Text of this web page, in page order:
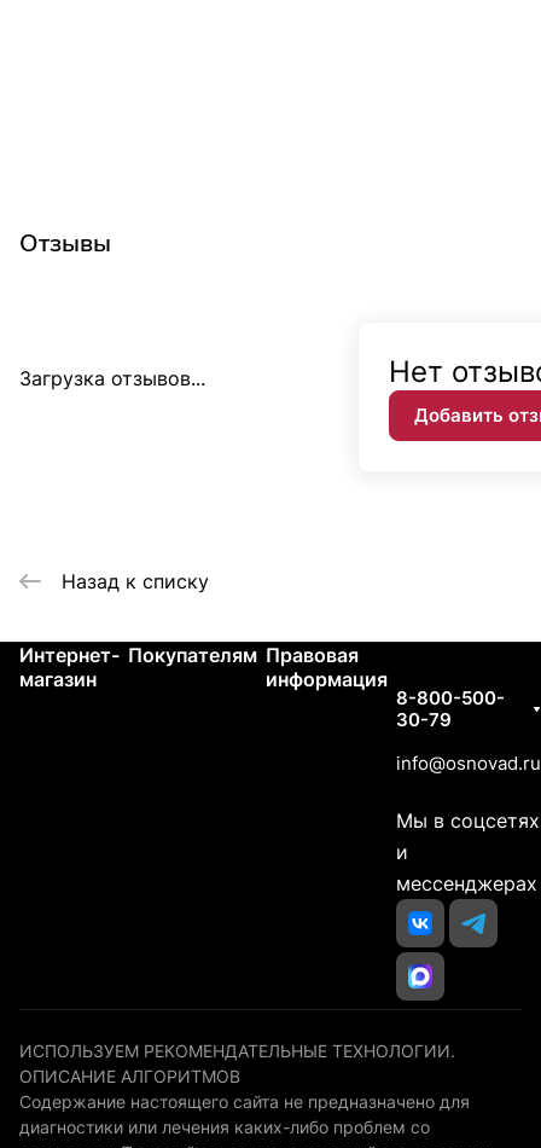
Отзывы
Загрузка отзывов... Нет
Добавить
Назад к списку
Интернет-
магазин
Покупателям Правовая
информация
8-800-500-
30-79
info@osnovad.ru
Мы в соцсетях
и
мессенджерах
ИСПОЛЬЗУЕМ РЕКОМЕНДАТЕЛЬНЫЕ ТЕХНОЛОГИИ.
ОПИСАНИЕ АЛГОРИТМОВ
Содержание настоящего сайта не предназначено для
диагностики или лечения каких-либо проблем со